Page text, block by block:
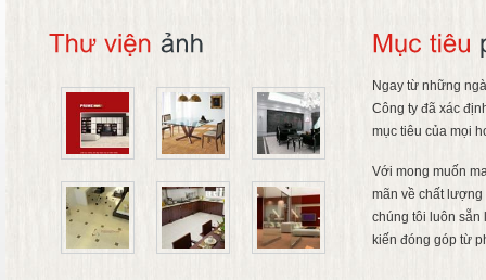
Ngay từ những
Công ty đã xác
mục tiêu của mọi
Với mong muốn
mãn về chất
chúng tôi luôn sẵn
kiến đóng góp từ